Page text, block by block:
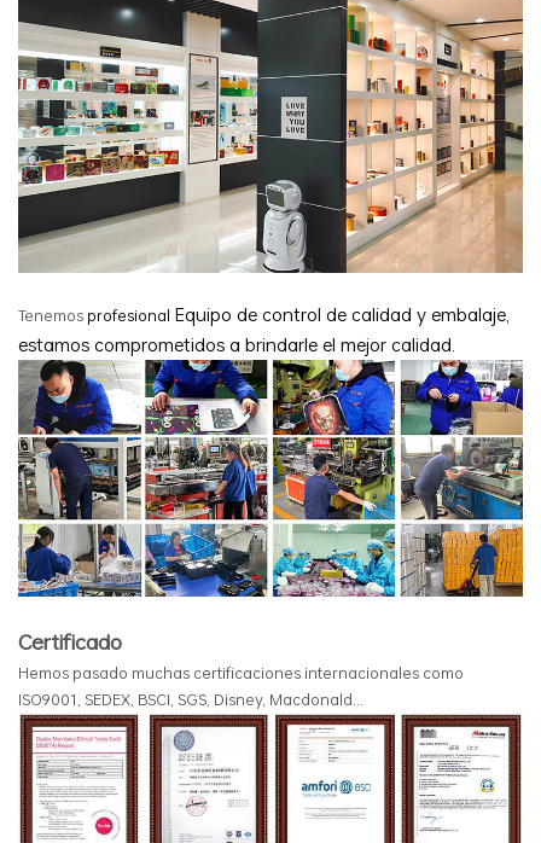
Tenemos profesional Equipo de control de calidad y embalaje,
estamos comprometidos a brindarle el mejor calidad.
Certificado
Hemos pasado muchas certificaciones internacionales como
ISO9001, SEDEX, BSCI, SGS, Disney, Macdonald...